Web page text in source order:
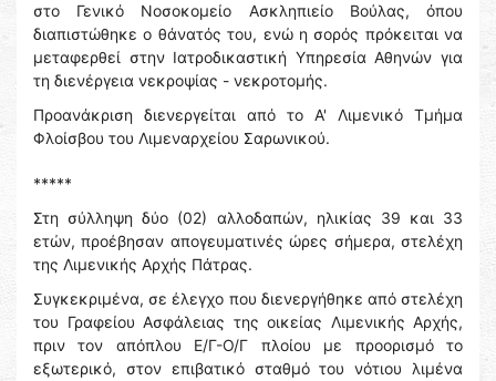
στο Γενικό Νοσοκομείο Ασκληπιείο Βούλας, όπου
διαπιστώθηκε ο θάνατός του, ενώ η σορός πρόκειται να
μεταφερθεί στην Ιατροδικαστική Υπηρεσία Αθηνών για
τη διενέργεια νεκροψίας - νεκροτομής.
Προανάκριση διενεργείται από το Α' Λιμενικό Τμήμα
Φλοίσβου του Λιμεναρχείου Σαρωνικού.
*****
Στη σύλληψη δύο (02) αλλοδαπών, ηλικίας 39 και 33
ετών, προέβησαν απογευματινές ώρες σήμερα, στελέχη
της Λιμενικής Αρχής Πάτρας.
Συγκεκριμένα, σε έλεγχο που διενεργήθηκε από στελέχη
του Γραφείου Ασφάλειας της οικείας Λιμενικής Αρχής,
πριν τον απόπλου Ε/Γ-Ο/Γ πλοίου με προορισμό το
εξωτερικό, στον επιβατικό σταθμό του νότιου λιμένα